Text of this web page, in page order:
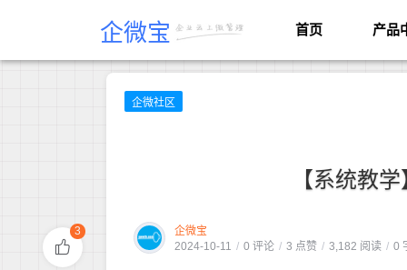
企微宝 首页 产品
企微社区
【系统教
企微宝
2024-10-11 / 0 评论 / 3 点赞 / 3,182 阅读 / 0
3